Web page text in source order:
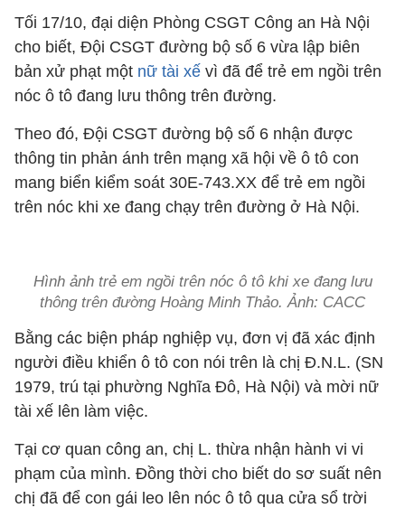
Tối 17/10, đại diện Phòng CSGT Công an Hà Nội
cho biết, Đội CSGT đường bộ số 6 vừa lập biên
bản xử phạt một nữ tài xế vì đã để trẻ em ngồi trên
nóc ô tô đang lưu thông trên đường.
Theo đó, Đội CSGT đường bộ số 6 nhận được
thông tin phản ánh trên mạng xã hội về ô tô con
mang biển kiểm soát 30E-743.XX để trẻ em ngồi
trên nóc khi xe đang chạy trên đường ở Hà Nội.
Hình ảnh trẻ em ngồi trên nóc ô tô khi xe đang lưu
thông trên đường Hoàng Minh Thảo. Ảnh: CACC
Bằng các biện pháp nghiệp vụ, đơn vị đã xác định
người điều khiển ô tô con nói trên là chị Đ.N.L. (SN
1979, trú tại phường Nghĩa Đô, Hà Nội) và mời nữ
tài xế lên làm việc.
Tại cơ quan công an, chị L. thừa nhận hành vi vi
phạm của mình. Đồng thời cho biết do sơ suất nên
chị đã để con gái leo lên nóc ô tô qua cửa sổ trời